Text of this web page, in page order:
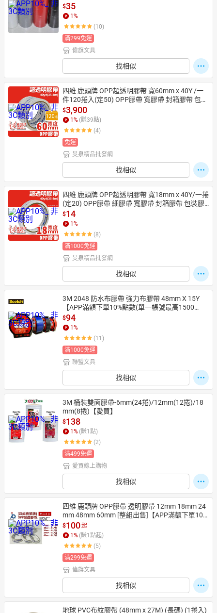
點)】8/31止
$35
1 %
(10)
滿299免運
偉旗文具
找相似
四維 鹿頭牌 OPP超透明膠帶 寬60mm x 40Y /一
件120捲入(定50) OPP膠帶 寬膠帶 封箱膠帶 包裝
膠帶 封口膠帶 -PP3060C
$3,900
1 % (賺39點)
(4)
免運
旻泉精品批發網
找相似
四維 鹿頭牌 OPP超透明膠帶 寬18mm x 40Y/一捲
(定20) OPP膠帶 細膠帶 寬膠帶 封箱膠帶 包裝膠
帶 封口膠帶 PPS7-PP3018C
$14
1 %
(8)
滿1000免運
旻泉精品批發網
找相似
3M 2048 防水布膠帶 強力布膠帶 48mm X 15Y
【APP滿額下單10%點數(單一帳號最高1500
點)】8/31止
$94
1 %
(11)
滿1000免運
聯盟文具
找相似
3M 桶裝雙面膠帶-6mm(24捲)/12mm(12捲)/18
mm(8捲)【愛買】
$138
1 % (賺1 點)
(2)
滿499免運
愛買線上購物
找相似
四維 鹿頭牌 OPP膠帶 透明膠帶 12mm 18mm 24
mm 48mm 60mm [整組出售]【APP滿額下單10%
點數(單一帳號最高1500點)】8/31止
$100起
1 % (賺1 點起)
(5)
滿299免運
偉旗文具
找相似
地球 PVC布紋膠帶 (48mm x 27M) (長碼) (1捲入)